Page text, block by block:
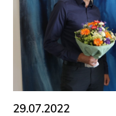
29.07.2022